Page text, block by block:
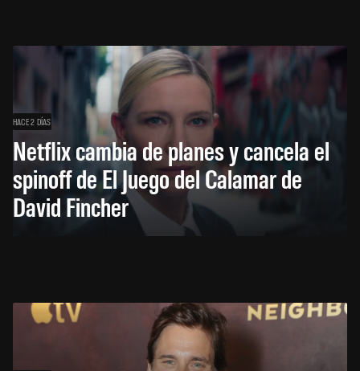
HACE 2 DÍAS
Netflix cambia de planes y cancela el
spinoff de El Juego del Calamar de
David Fincher